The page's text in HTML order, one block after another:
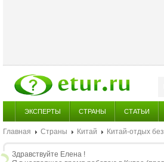
ЭКСПЕРТЫ СТРАНЫ СТАТЬИ
Главная Страны Китай Китай-отдых
Здравствуйте Елена !